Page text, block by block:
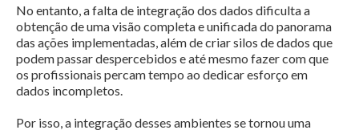
No entanto, a falta de integração dos dados dificulta a
obtenção de uma visão completa e unificada do panorama
das ações implementadas, além de criar silos de dados que
podem passar despercebidos e até mesmo fazer com que
os profissionais percam tempo ao dedicar esforço em
dados incompletos.
Por isso, a integração desses ambientes se tornou uma